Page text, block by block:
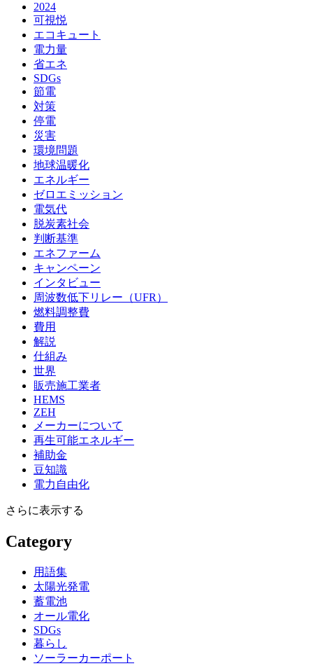
2024
可視悦
エコキュート
電力量
省エネ
SDGs
節電
対策
停電
災害
環境問題
地球温暖化
エネルギー
ゼロエミッション
電気代
脱炭素社会
判断基準
エネファーム
キャンペーン
インタビュー
周波数低下リレー（UFR）
燃料調整費
費用
解説
仕組み
世界
販売施工業者
HEMS
ZEH
メーカーについて
再生可能エネルギー
補助金
豆知識
電力自由化
さらに表示する
Category
用語集
太陽光発電
蓄電池
オール電化
SDGs
暮らし
ソーラーカーポート